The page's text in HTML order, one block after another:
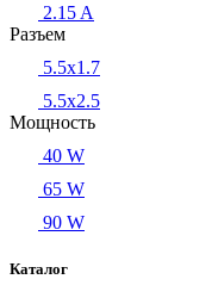
2.15 A
Разъем
5.5x1.7
5.5x2.5
Мощность
40 W
65 W
90 W
Каталог